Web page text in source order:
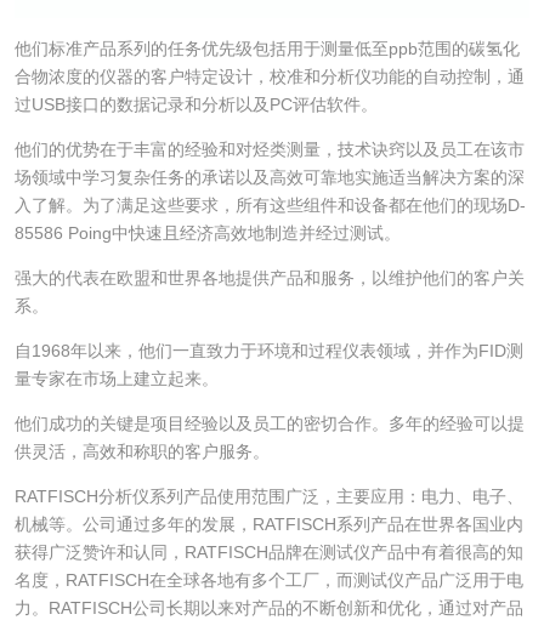
他们标准产品系列的任务优先级包括用于测量低至ppb范围的碳氢化
合物浓度的仪器的客户特定设计，校准和分析仪功能的自动控制，通
过USB接口的数据记录和分析以及PC评估软件。
他们的优势在于丰富的经验和对烃类测量，技术诀窍以及员工在该市
场领域中学习复杂任务的承诺以及高效可靠地实施适当解决方案的深
入了解。为了满足这些要求，所有这些组件和设备都在他们的现场D-
85586 Poing中快速且经济高效地制造并经过测试。
强大的代表在欧盟和世界各地提供产品和服务，以维护他们的客户关
系。
自1968年以来，他们一直致力于环境和过程仪表领域，并作为FID测
量专家在市场上建立起来。
他们成功的关键是项目经验以及员工的密切合作。多年的经验可以提
供灵活，高效和称职的客户服务。
RATFISCH分析仪系列产品使用范围广泛，主要应用：电力、电子、
机械等。公司通过多年的发展，RATFISCH系列产品在世界各国业内
获得广泛赞许和认同，RATFISCH品牌在测试仪产品中有着很高的知
名度，RATFISCH在全球各地有多个工厂，而测试仪产品广泛用于电
力。RATFISCH公司长期以来对产品的不断创新和优化，通过对产品